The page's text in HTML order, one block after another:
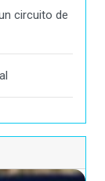
circuito de